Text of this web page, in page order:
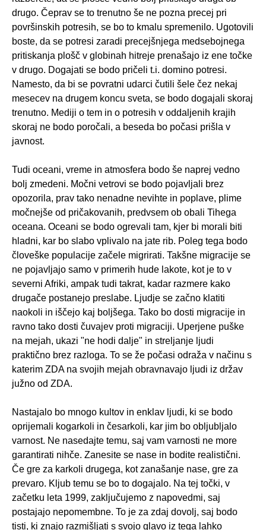
drugo. Čeprav se to trenutno še ne pozna precej pri
površinskih potresih, se bo to kmalu spremenilo. Ugotovili
boste, da se potresi zaradi precejšnjega medsebojnega
pritiskanja plošč v globinah hitreje prenašajo iz ene točke
v drugo. Dogajati se bodo pričeli t.i. domino potresi.
Namesto, da bi se povratni udarci čutili šele čez nekaj
mesecev na drugem koncu sveta, se bodo dogajali skoraj
trenutno. Mediji o tem in o potresih v oddaljenih krajih
skoraj ne bodo poročali, a beseda bo počasi prišla v
javnost.
Tudi oceani, vreme in atmosfera bodo še naprej vedno
bolj zmedeni. Močni vetrovi se bodo pojavljali brez
opozorila, prav tako nenadne nevihte in poplave, plime
močnejše od pričakovanih, predvsem ob obali Tihega
oceana. Oceani se bodo ogrevali tam, kjer bi morali biti
hladni, kar bo slabo vplivalo na jate rib. Poleg tega bodo
človeške populacije začele migrirati. Takšne migracije se
ne pojavljajo samo v primerih hude lakote, kot je to v
severni Afriki, ampak tudi takrat, kadar razmere kako
drugače postanejo preslabe. Ljudje se začno klatiti
naokoli in iščejo kaj boljšega. Tako bo dosti migracije in
ravno tako dosti čuvajev proti migraciji. Uperjene puške
na mejah, ukazi "ne hodi dalje" in streljanje ljudi
praktično brez razloga. To se že počasi odraža v načinu s
katerim ZDA na svojih mejah obravnavajo ljudi iz držav
južno od ZDA.
Nastajalo bo mnogo kultov in enklav ljudi, ki se bodo
oprijemali kogarkoli in česarkoli, kar jim bo obljubljalo
varnost. Ne nasedajte temu, saj vam varnosti ne more
garantirati nihče. Zanesite se nase in bodite realistični.
Če gre za karkoli drugega, kot zanašanje nase, gre za
prevaro. Kljub temu se bo to dogajalo. Na tej točki, v
začetku leta 1999, zaključujemo z napovedmi, saj
postajajo nepomembne. To je za zdaj dovolj, saj bodo
tisti, ki znajo razmišljati s svojo glavo iz tega lahko